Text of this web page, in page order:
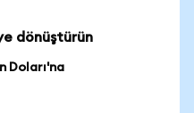
dönüştürün
Doları'na